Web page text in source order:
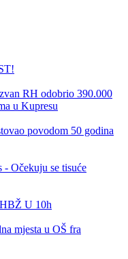
RH odobrio 390.000
u Kupresu
povodom 50 godina
Očekuju se tisuće
U 10h
mjesta u OŠ fra